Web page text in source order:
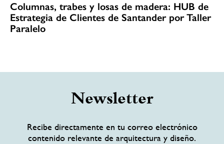
Columnas, trabes y losas de madera: HUB de
Estrategia de Clientes de Santander por Taller
Paralelo
Newsletter
Recibe directamente en tu correo electrónico
contenido relevante de arquitectura y diseño.